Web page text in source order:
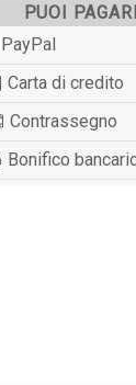
PUOI
PayPal
Carta di credito
Contrassegno
Bonifico